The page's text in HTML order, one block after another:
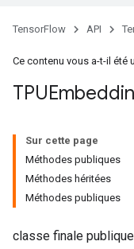
TensorFlow API
Ce contenu vous a-t-il été
Sur cette page
Méthodes publiques
Méthodes héritées
Méthodes publiques
classe finale publique